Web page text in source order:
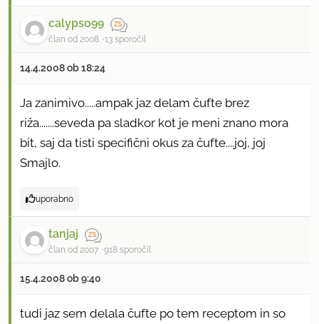
calypso99
član od 2008 13 sporočil
14.4.2008 ob 18:24
Ja zanimivo.....ampak jaz delam čufte brez
riža.......seveda pa sladkor kot je meni znano mora
bit, saj da tisti specifični okus za čufte....joj, joj
Smajlo.
uporabno
tanjaj
član od 2007 918 sporočil
15.4.2008 ob 9:40
tudi jaz sem delala čufte po tem receptom in so